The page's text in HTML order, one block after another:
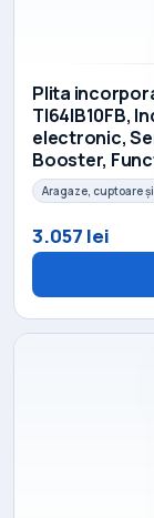
Plita
TI64IB10FB,
electronic,
Booster,
Aragaze, cuptoare
3.057 lei